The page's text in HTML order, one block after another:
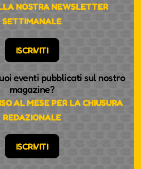
NOSTRA NEWSLETTER
SETTIMANALE
ISCRIVITI
eventi pubblicati sul nostro
magazine?
AL MESE PER LA CHIUSURA
REDAZIONALE
ISCRIVITI